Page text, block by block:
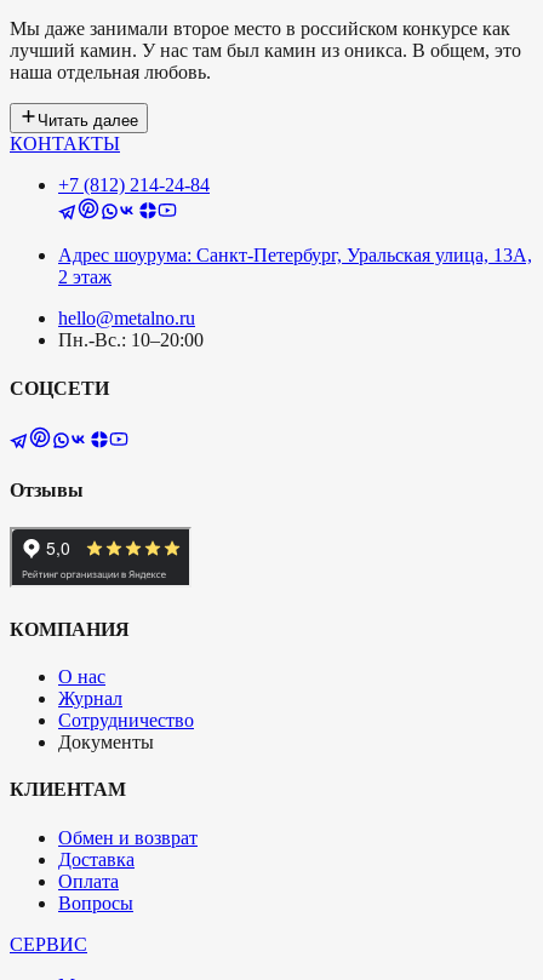
Мы даже занимали второе место в российском конкурсе как
лучший камин. У нас там был камин из оникса. В общем, это
наша отдельная любовь.
Читать далее
КОНТАКТЫ
+7 (812) 214-24-84
Адрес шоурума: Санкт-Петербург, Уральская улица, 13А,
2 этаж
hello@metalno.ru
Пн.-Вс.: 10–20:00
СОЦСЕТИ
Отзывы
КОМПАНИЯ
О нас
Журнал
Сотрудничество
Документы
КЛИЕНТАМ
Обмен и возврат
Доставка
Оплата
Вопросы
СЕРВИС